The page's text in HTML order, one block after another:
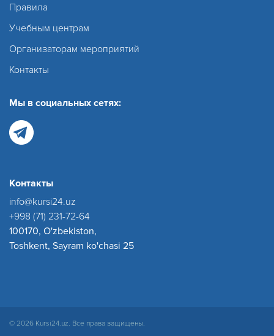
Правила
Учебным центрам
Организаторам мероприятий
Контакты
Мы в социальных сетях:
Контакты
info@kursi24.uz
+998 (71) 231-72-64
100170, O'zbekiston,
Toshkent, Sayram ko'chasi 25
© 2026 Kursi24.uz. Все права защищены.